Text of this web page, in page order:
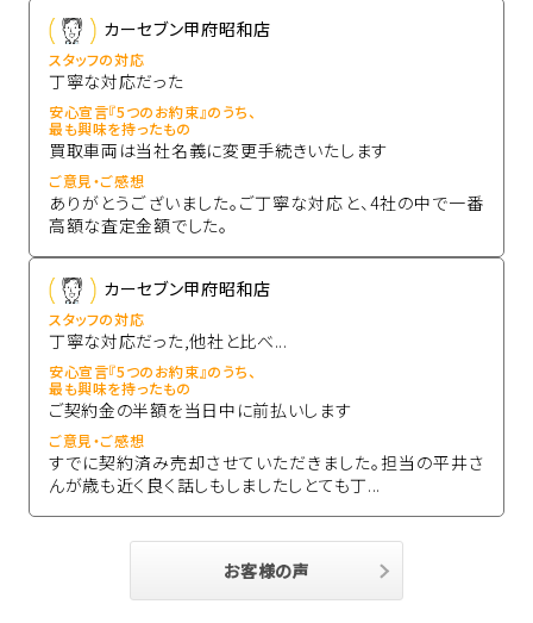
カーセブン甲府昭和店
スタッフの対応
丁寧な対応だった
安心宣言『5つのお約束』のうち、
最も興味を持ったもの
買取車両は当社名義に変更手続きいたします
ご意見・ご感想
ありがとうございました。ご丁寧な対応と、4社の中で一番
高額な査定金額でした。
カーセブン甲府昭和店
スタッフの対応
丁寧な対応だった,他社と比べ...
安心宣言『5つのお約束』のうち、
最も興味を持ったもの
ご契約金の半額を当日中に前払いします
ご意見・ご感想
すでに契約済み売却させていただきました。担当の平井さ
んが歳も近く良く話しもしましたしとても丁...
お客様の声